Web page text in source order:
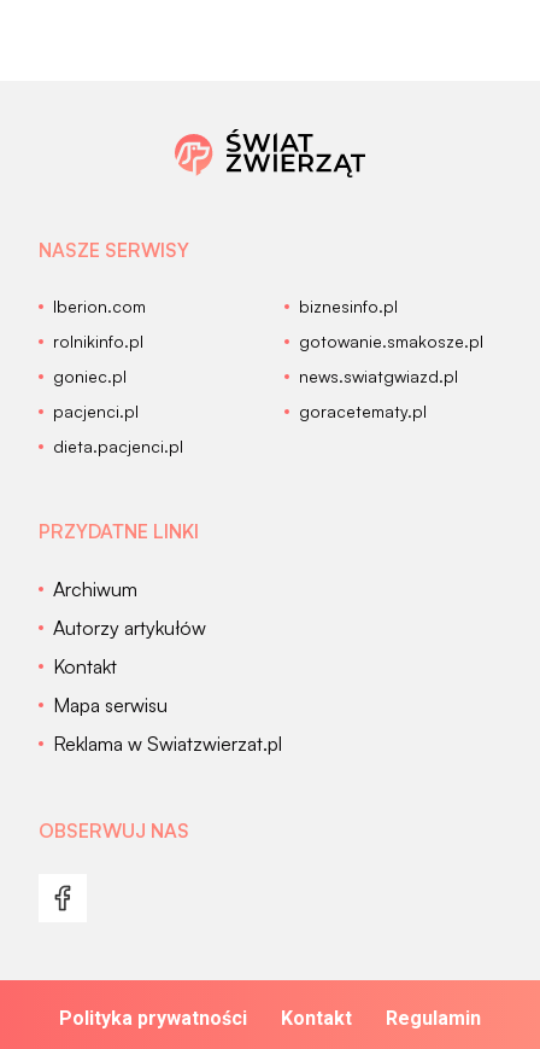
NASZE SERWISY
Iberion.com
biznesinfo.pl
rolnikinfo.pl
gotowanie.smakosze.pl
goniec.pl
news.swiatgwiazd.pl
pacjenci.pl
goracetematy.pl
dieta.pacjenci.pl
PRZYDATNE LINKI
Archiwum
Autorzy artykułów
Kontakt
Mapa serwisu
Reklama w Swiatzwierzat.pl
OBSERWUJ NAS
Polityka prywatności Kontakt Regulamin